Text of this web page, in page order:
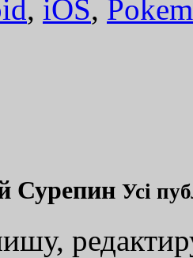
, iOS,
Сурепин Усі